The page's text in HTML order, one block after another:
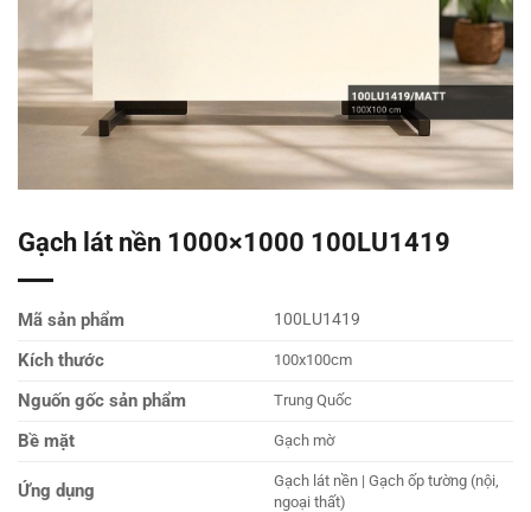
Gạch lát nền 1000×1000 100LU1419
Mã sản phẩm 100LU1419
Kích thước 100x100cm
Nguốn gốc sản phẩm Trung Quốc
Bề mặt Gạch mờ
Ứng dụng
Gạch lát nền | Gạch ốp tường (nội,
ngoại thất)